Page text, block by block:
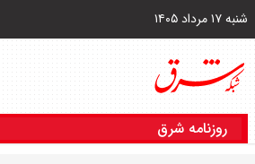
شنبه ۱۷ مرداد ۱۴۰۵
روزنامه شرق